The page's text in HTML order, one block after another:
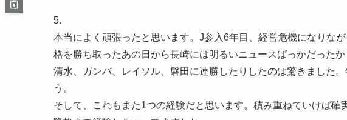
5.
本当によく頑張ったと思います。J参入6年目、経営危機になりな
格を勝ち取ったあの日から長崎には明るいニュースばっかだったか
清水、ガンバ、レイソル、磐田に連勝したりしたのは驚きました
う。
そして、これもまた1つの経験だと思います。積み重ねていけば